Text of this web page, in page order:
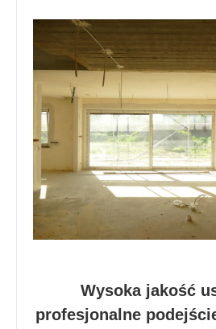
Wysoka jakość
profesjonalne